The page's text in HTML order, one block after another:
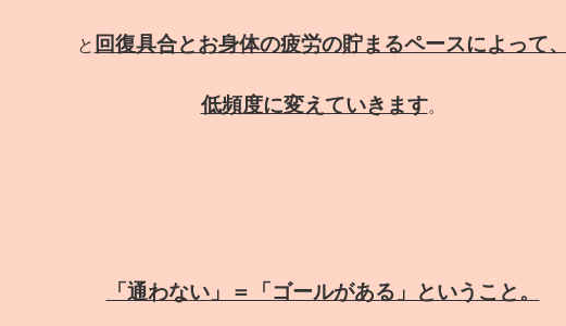
と 回復具合とお身体の疲労の貯まるペースによって
低頻度に変えていきます。
「通わない」＝「ゴールがある」ということ。